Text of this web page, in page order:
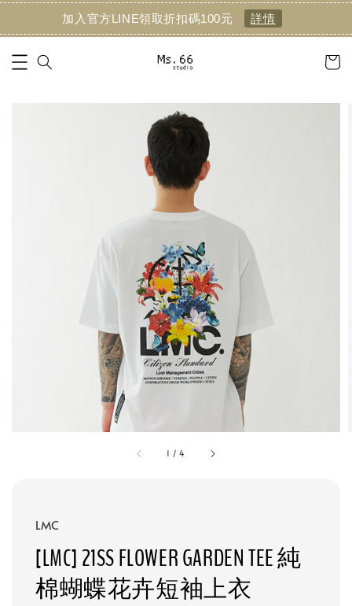
加入官方LINE領取折扣碼100元 詳情
1 /4
LMC
[LMC] 21SS FLOWER GARDEN TEE 純
棉蝴蝶花卉短袖上衣